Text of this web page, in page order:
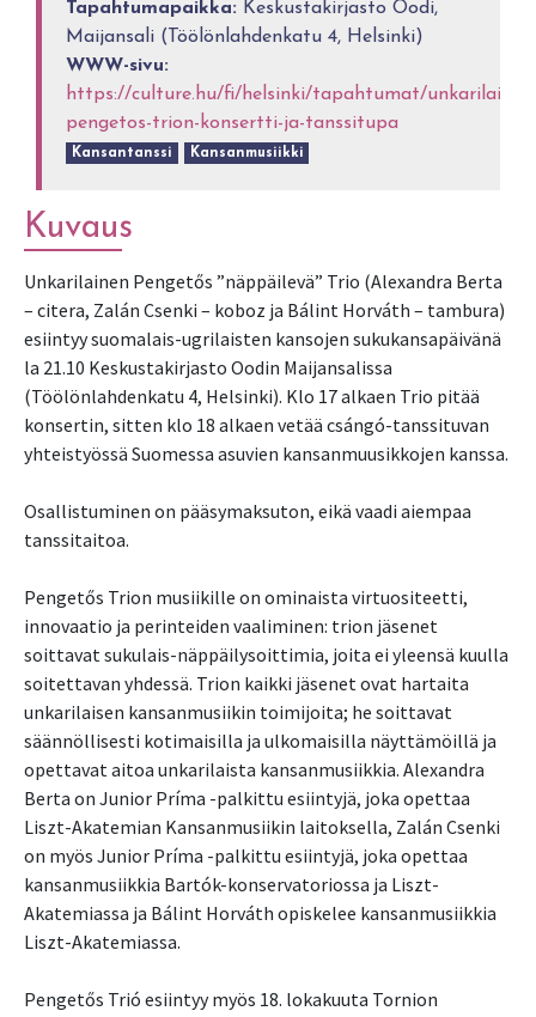
Tapahtumapaikka: Keskustakirjasto Oodi,
Maijansali (Töölönlahdenkatu 4, Helsinki)
WWW-sivu:
https://culture.hu/fi/helsinki/tapahtumat/unkarilaisen-
pengetos-trion-konsertti-ja-tanssitupa
Kansantanssi Kansanmusiikki
Kuvaus
Unkarilainen Pengetős ”näppäilevä” Trio (Alexandra Berta
– citera, Zalán Csenki – koboz ja Bálint Horváth – tambura)
esiintyy suomalais-ugrilaisten kansojen sukukansapäivänä
la 21.10 Keskustakirjasto Oodin Maijansalissa
(Töölönlahdenkatu 4, Helsinki). Klo 17 alkaen Trio pitää
konsertin, sitten klo 18 alkaen vetää csángó-tanssituvan
yhteistyössä Suomessa asuvien kansanmuusikkojen kanssa.
Osallistuminen on pääsymaksuton, eikä vaadi aiempaa
tanssitaitoa.
Pengetős Trion musiikille on ominaista virtuositeetti,
innovaatio ja perinteiden vaaliminen: trion jäsenet
soittavat sukulais-näppäilysoittimia, joita ei yleensä kuulla
soitettavan yhdessä. Trion kaikki jäsenet ovat hartaita
unkarilaisen kansanmusiikin toimijoita; he soittavat
säännöllisesti kotimaisilla ja ulkomaisilla näyttämöillä ja
opettavat aitoa unkarilaista kansanmusiikkia. Alexandra
Berta on Junior Príma -palkittu esiintyjä, joka opettaa
Liszt-Akatemian Kansanmusiikin laitoksella, Zalán Csenki
on myös Junior Príma -palkittu esiintyjä, joka opettaa
kansanmusiikkia Bartók-konservatoriossa ja Liszt-
Akatemiassa ja Bálint Horváth opiskelee kansanmusiikkia
Liszt-Akatemiassa.
Pengetős Trió esiintyy myös 18. lokakuuta Tornion